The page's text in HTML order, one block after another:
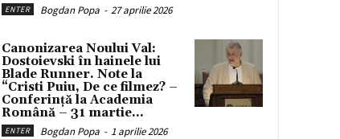
ENTER Bogdan Popa - 27 aprilie 2026
Canonizarea Noului Val:
Dostoievski în hainele lui
Blade Runner. Note la
“Cristi Puiu, De ce filmez? –
Conferință la Academia
Română – 31 martie...
ENTER Bogdan Popa - 1 aprilie 2026